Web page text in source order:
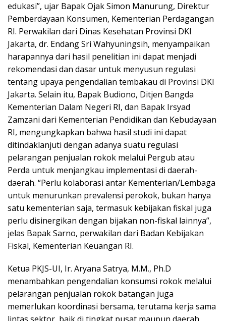
edukasi”, ujar Bapak Ojak Simon Manurung, Direktur
Pemberdayaan Konsumen, Kementerian Perdagangan
RI. Perwakilan dari Dinas Kesehatan Provinsi DKI
Jakarta, dr. Endang Sri Wahyuningsih, menyampaikan
harapannya dari hasil penelitian ini dapat menjadi
rekomendasi dan dasar untuk menyusun regulasi
tentang upaya pengendalian tembakau di Provinsi DKI
Jakarta. Selain itu, Bapak Budiono, Ditjen Bangda
Kementerian Dalam Negeri RI, dan Bapak Irsyad
Zamzani dari Kementerian Pendidikan dan Kebudayaan
RI, mengungkapkan bahwa hasil studi ini dapat
ditindaklanjuti dengan adanya suatu regulasi
pelarangan penjualan rokok melalui Pergub atau
Perda untuk menjangkau implementasi di daerah-
daerah. “Perlu kolaborasi antar Kementerian/Lembaga
untuk menurunkan prevalensi perokok, bukan hanya
satu kementerian saja, termasuk kebijakan fiskal juga
perlu disinergikan dengan bijakan non-fiskal lainnya”,
jelas Bapak Sarno, perwakilan dari Badan Kebijakan
Fiskal, Kementerian Keuangan RI.
Ketua PKJS-UI, Ir. Aryana Satrya, M.M., Ph.D
menambahkan pengendalian konsumsi rokok melalui
pelarangan penjualan rokok batangan juga
memerlukan koordinasi bersama, terutama kerja sama